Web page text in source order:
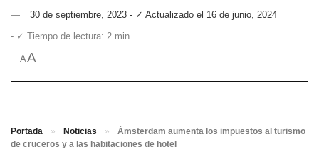
30 de septiembre, 2023 - ✓ Actualizado el 16 de junio, 2024
- ✓ Tiempo de lectura: 2 min
AA
Portada » Noticias »
Ámsterdam aumenta los impuestos al turismo
de cruceros y a las habitaciones de hotel